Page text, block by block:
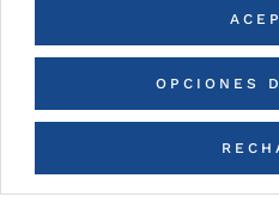
OPCIONES